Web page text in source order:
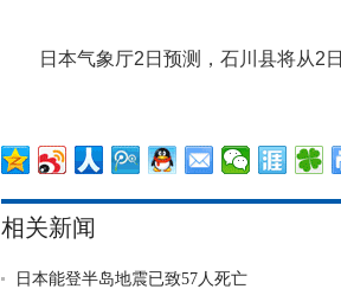
日本气象厅2日预测，石川县将从2日
相关新闻
日本能登半岛地震已致57人死亡